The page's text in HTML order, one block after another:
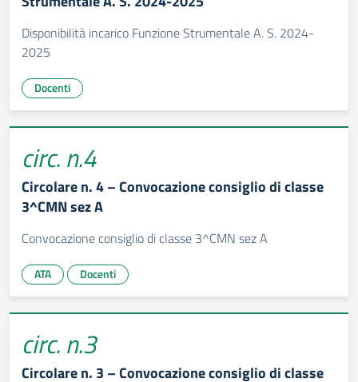
Disponibilità incarico Funzione Strumentale A. S. 2024-
2025
Docenti
circ. n.4
Circolare n. 4 – Convocazione consiglio di classe
3^CMN sez A
Convocazione consiglio di classe 3^CMN sez A
ATA Docenti
circ. n.3
Circolare n. 3 – Convocazione consiglio di classe